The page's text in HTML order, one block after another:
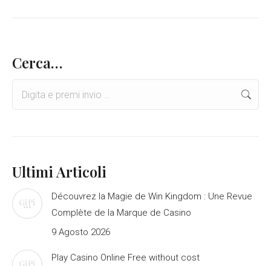
Cerca…
Ultimi Articoli
Découvrez la Magie de Win Kingdom : Une Revue
Complète de la Marque de Casino
9 Agosto 2026
Play Casino Online Free without cost